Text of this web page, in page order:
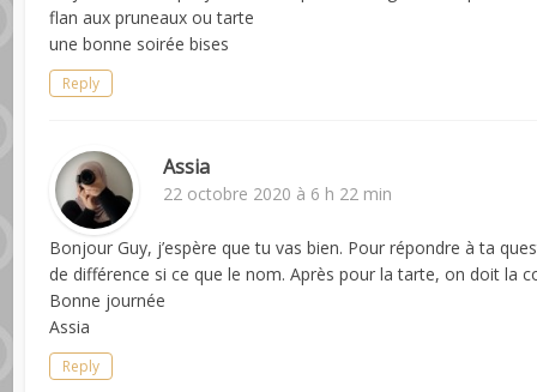
flan aux pruneaux ou tarte
une bonne soirée bises
Reply
Assia
22 octobre 2020 à 6 h 22 min
Bonjour Guy, j’espère que tu vas bien. Pour répondre à ta
de différence si ce que le nom. Après pour la tarte, on doit la
Bonne journée
Assia
Reply